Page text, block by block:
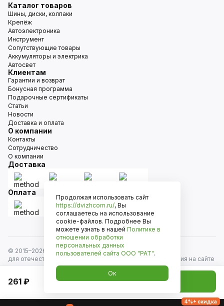
261 ₽ Добавить в корзину
Каталог товаров
Шины, диски, колпаки
Крепёж
Автоэлектроника
Инструмент
Сопутствующие товары
Аккумуляторы и электрика
Автосвет
Клиентам
Гарантии и возврат
Бонусная программа
Подарочные сертификаты
Статьи
Новости
Доставка и оплата
О компании
Контакты
Сотрудничество
О компании
Доставка
Оплата
© 2015–2026
Движком — сеть магазинов автозапчастей
для отечественных автомобилей и иномарок. Информация на сайте
носит исключительно информационный характер и не является
публичной офертой, определяемой положениями
ст. 437 Гражданского кодекса РФ. Все права защищены.
4%+ скидка
Продолжая использовать сайт
https://dvizhcom.ru/, Вы
соглашаетесь на использование
cookie-файлов. Подробнее Вы
можете узнать в нашей Политике в
отношении обработки
персональных данных
пользователей сайта ООО "РАТ".
Ок